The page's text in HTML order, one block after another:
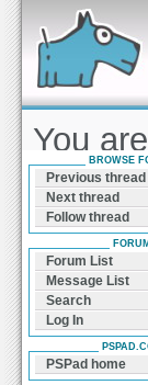
Forum can help
find a solution with
Windows
You
slova
BROWSE
Previous thread
Next thread
Follow thread
FORUM
Forum List
Message List
Search
Log In
PSPad home